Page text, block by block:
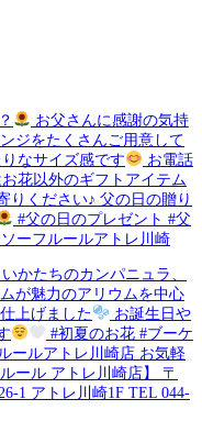
お父さんに感謝の気持
ジをたくさんご用意して
なサイズ感です
お電話
花以外のギフトアイテム
りください♪ 父の日の贈り
#父の日のプレゼント #父
ーフルールアトレ川崎
かたちのカンパニュラ、
が魅力のアリウムを中心
上げました
お誕生日や
#初夏のお花 #ブーケ
ールアトレ川崎店 お気軽
ール アトレ川崎店】 〒
1 アトレ川崎1F TEL 044-